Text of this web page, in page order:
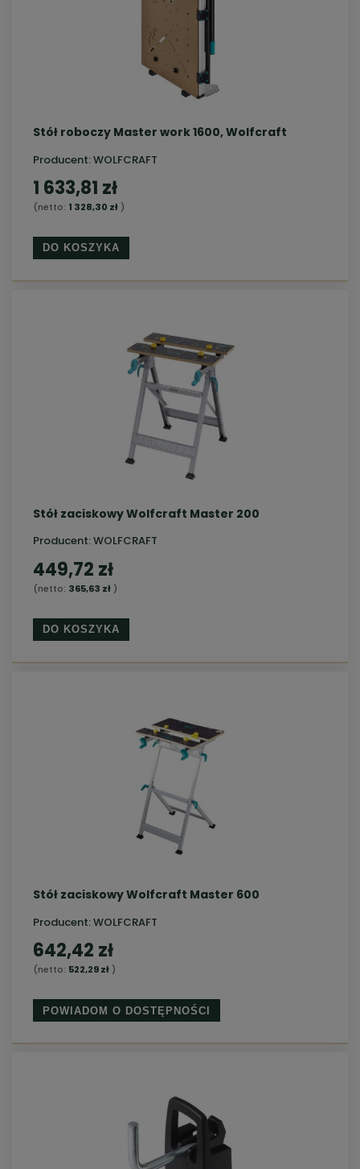
Stół roboczy Master work 1600, Wolfcraft
Producent:WOLFCRAFT
1 633,81 zł
(netto: 1 328,30 zł)
DO KOSZYKA
Stół zaciskowy Wolfcraft Master 200
Producent:WOLFCRAFT
449,72 zł
(netto: 365,63 zł)
DO KOSZYKA
Stół zaciskowy Wolfcraft Master 600
Producent:WOLFCRAFT
642,42 zł
(netto: 522,29 zł)
POWIADOM O DOSTĘPNOŚCI